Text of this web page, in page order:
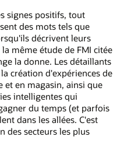
signes positifs, tout
des mots tels que
décrivent leurs
même étude de FMI citée
la donne. Les détaillants
création d'expériences de
et en magasin, ainsi que
intelligentes qui
du temps (et parfois
dans les allées. C'est
des secteurs les plus